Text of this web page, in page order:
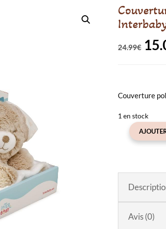
24.99€ Le
Couverture
1 en stock
quantité
polaire
beige
Avis (0)